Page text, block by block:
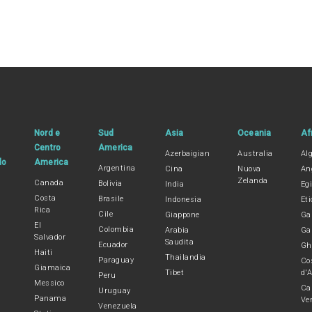
Nord e
Centro
America
Canada
Costa
Rica
El
Salvador
Haiti
Giamaica
Messico
Panama
Sud
America
Argentina
Bolivia
Brasile
Cile
Colombia
Ecuador
Paraguay
Peru
Uruguay
Venezuela
Asia
Azerbaigian
Cina
India
Indonesia
Giappone
Arabia
Saudita
Thailandia
Tibet
Oceania
Australia
Nuova
Zelanda